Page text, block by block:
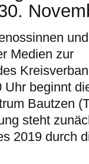
Medien zur
beginnt
Bautzen
steht
2019 durch